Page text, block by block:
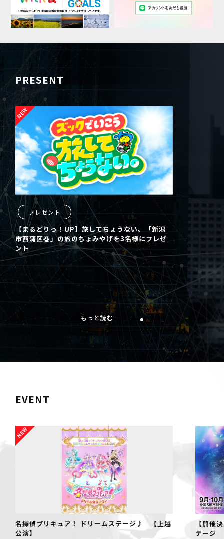
PRESENT
プレゼント
【まるどりっ！UP】旅してちょうない。「新潟
市西蒲区巻」の旅のちょみやげを3名様にプレゼ
ント
もっと読む
EVENT
名探偵プリキュア！ ドリームステージ♪ 【上越
公演】
【開催
テージ